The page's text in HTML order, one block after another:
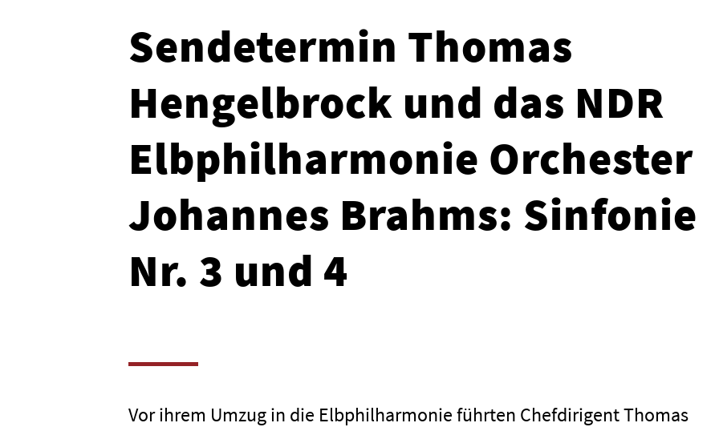
Sendetermin Thomas
Hengelbrock und das NDR
Elbphilharmonie Orchester
Johannes Brahms: Sinfonie
Nr. 3 und 4
Vor ihrem Umzug in die Elbphilharmonie führten Chefdirigent Thomas